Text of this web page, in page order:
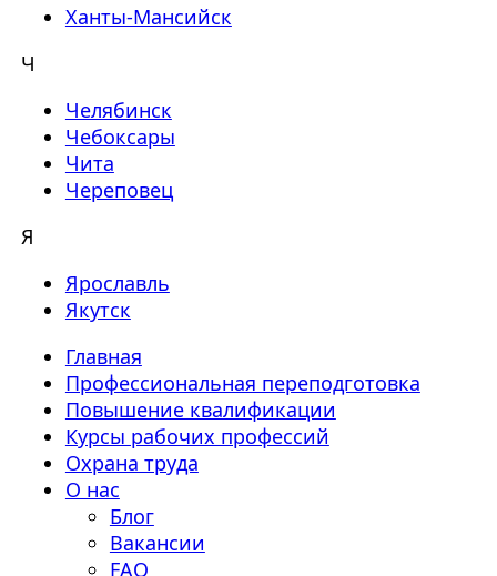
Ханты-Мансийск
Ч
Челябинск
Чебоксары
Чита
Череповец
Я
Ярославль
Якутск
Главная
Профессиональная переподготовка
Повышение квалификации
Курсы рабочих профессий
Охрана труда
О нас
Блог
Вакансии
FAQ